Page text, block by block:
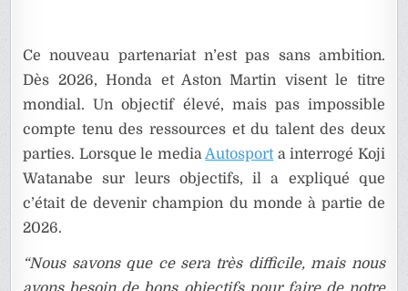
Ce nouveau partenariat n’est pas sans ambition.
Dès 2026, Honda et Aston Martin visent le titre
mondial. Un objectif élevé, mais pas impossible
compte tenu des ressources et du talent des deux
parties. Lorsque le mediaAutosporta interrogé Koji
Watanabe sur leurs objectifs, il a expliqué que
c’était de devenir champion du monde à partie de
2026.
“Nous savons que ce sera très difficile, mais nous